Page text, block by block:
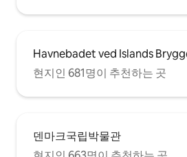
Havnebadet ved Islands
현지인 681명이 추천하는 곳
덴마크국립박물관